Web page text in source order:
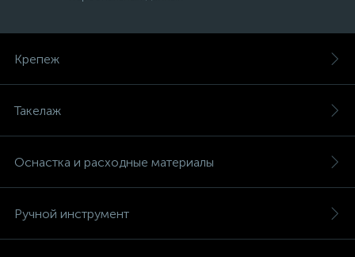
Крепеж
Такелаж
Оснастка и расходные материалы
Ручной инструмент